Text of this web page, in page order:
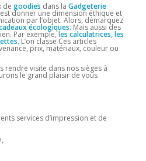
de goodies dans la Gadgeterie
donner une dimension éthique et
par l’objet. Alors, démarquez
écologiques. Mais aussi des
Par exemple, les calculatrices, les
L’on classe Ces articles
prix, matériaux, couleur ou
rendre visite dans nos sièges à
le grand plaisir de vous
services d’impression et de